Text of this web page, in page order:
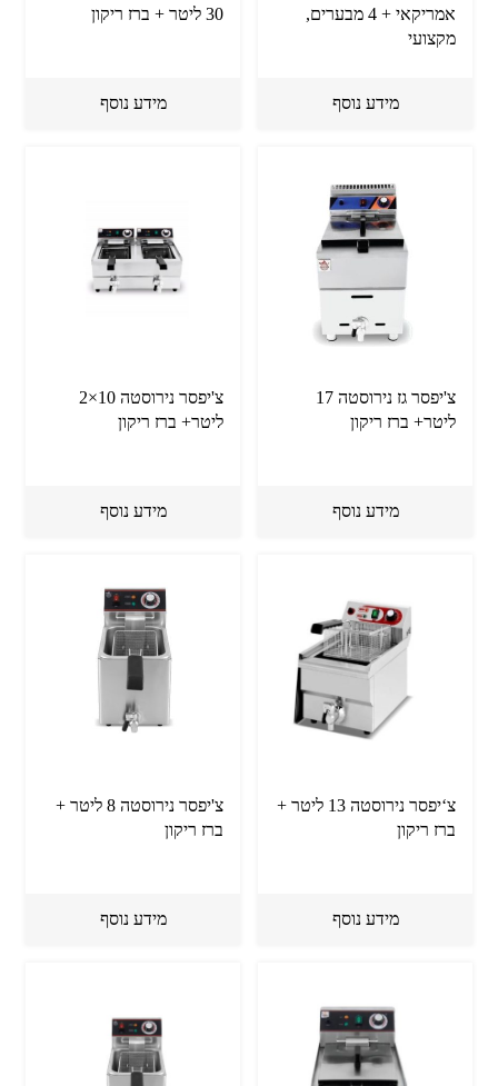
אמריקאי + 4 מבערים,
מקצועי
מידע נוסף
30 ליטר + ברז ריקון
מידע נוסף
צ'יפסר גז נירוסטה 17
ליטר+ ברז ריקון
מידע נוסף
צ'יפסר נירוסטה 10×2
ליטר+ ברז ריקון
מידע נוסף
צ‘יפסר נירוסטה 13 ליטר +
ברז ריקון
מידע נוסף
צ'יפסר נירוסטה 8 ליטר +
ברז ריקון
מידע נוסף